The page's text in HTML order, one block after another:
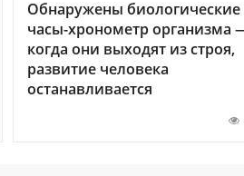
Обнаружены биологические
часы-хронометр организма
когда они выходят из строя,
развитие человека
останавливается